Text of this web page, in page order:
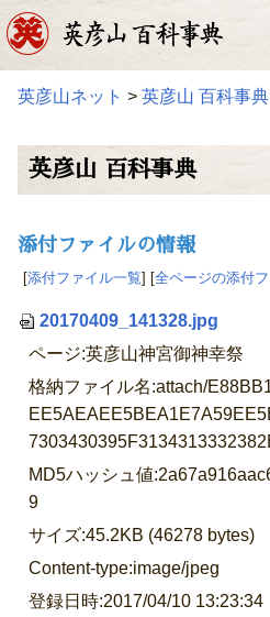
英彦山ネット > 英彦山 百科事典
英彦山 百科事典
添付ファイルの情報
[添付ファイル一覧] [全ページの添付
20170409_141328.jpg
ページ:英彦山神宮御神幸祭
格納ファイル名:attach/
MD5ハッシュ値
9
サイズ:45.2KB (46278 bytes)
Content-type:image/jpeg
登録日時:2017/04/10 13:23:34